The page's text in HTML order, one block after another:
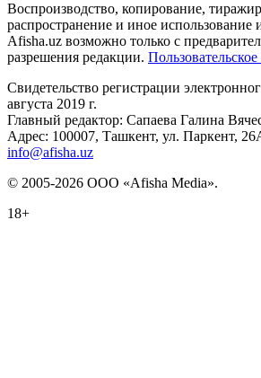
Воспроизводство, копирование,
распространение и иное использование
Afisha.uz возможно только с
разрешения редакции.
Свидетельство регистрации
августа 2019 г.
Главный редактор: Сапаева Галина
Адрес: 100007, Ташкент, ул. Паркент,
info@afisha.uz
© 2005-2026 ООО «Afisha Media».
18+